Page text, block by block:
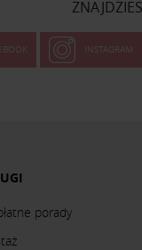
INSTAGRAM
porady